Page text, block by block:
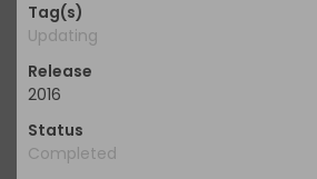
Tag(s)
Updating
Release
2016
Status
Completed